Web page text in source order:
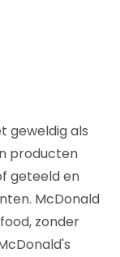
geweldig als
producten
geteeld en
McDonald
zonder